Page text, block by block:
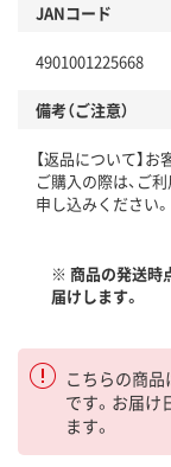
JANコード
4901001225668
備考（ご注意）
【返品について】
ご購入の際は、ご
申し込みください。
※ 商品の発送時
届けします。
こちらの商
です。お届け
ます。